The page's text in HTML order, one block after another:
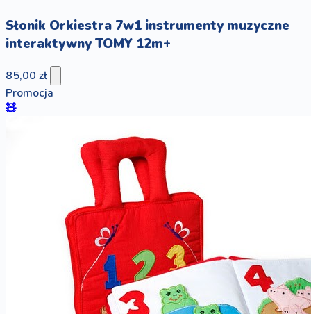
Słonik Orkiestra 7w1 instrumenty muzyczne
interaktywny TOMY 12m+
85,00 zł
Promocja
🧸